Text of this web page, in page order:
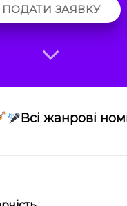
ПОДАТИ ЗАЯВКУ
Всі жанрові